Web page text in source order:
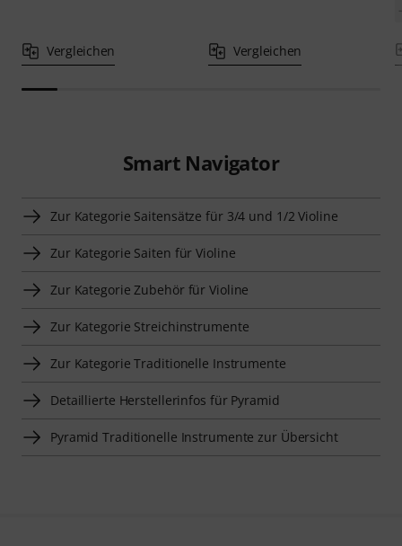
Vergleichen Vergleichen
Smart Navigator
Zur Kategorie Saitensätze für 3/4 und 1/2 Violine
Zur Kategorie Saiten für Violine
Zur Kategorie Zubehör für Violine
Zur Kategorie Streichinstrumente
Zur Kategorie Traditionelle Instrumente
Detaillierte Herstellerinfos für Pyramid
Pyramid Traditionelle Instrumente zur Übersicht